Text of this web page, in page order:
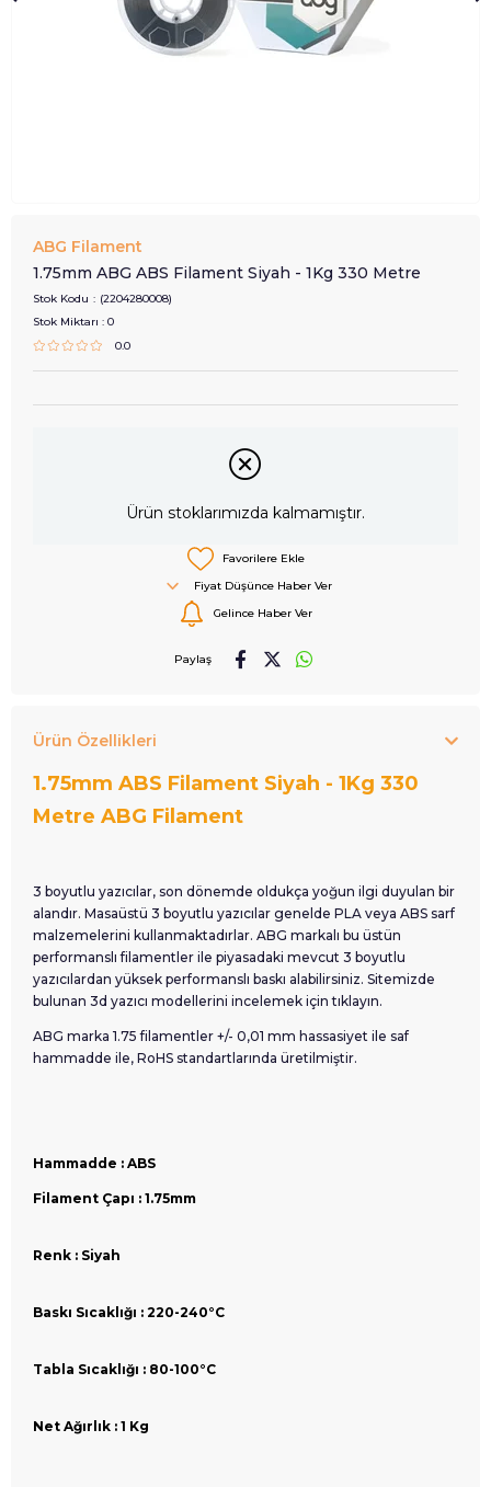
ABG Filament
1.75mm ABG ABS Filament Siyah - 1Kg 330 Metre
Stok Kodu
(2204280008)
Stok Miktarı : 0
0.0
Ürün stoklarımızda kalmamıştır.
Favorilere Ekle
Fiyat Düşünce Haber Ver
Gelince Haber Ver
Paylaş
Ürün Özellikleri
1.75mm ABS Filament Siyah - 1Kg 330
Metre ABG Filament
3 boyutlu yazıcılar, son dönemde oldukça yoğun ilgi duyulan bir
alandır. Masaüstü 3 boyutlu yazıcılar genelde PLA veya ABS sarf
malzemelerini kullanmaktadırlar. ABG markalı bu üstün
performanslı filamentler ile piyasadaki mevcut 3 boyutlu
yazıcılardan yüksek performanslı baskı alabilirsiniz. Sitemizde
bulunan 3d yazıcı modellerini incelemek için tıklayın.
ABG marka 1.75 filamentler +/- 0,01 mm hassasiyet ile saf
hammadde ile, RoHS standartlarında üretilmiştir.
Hammadde : ABS
Filament Çapı : 1.75mm
Renk : Siyah
Baskı Sıcaklığı : 220-240°C
Tabla Sıcaklığı : 80-100°C
Net Ağırlık : 1 Kg